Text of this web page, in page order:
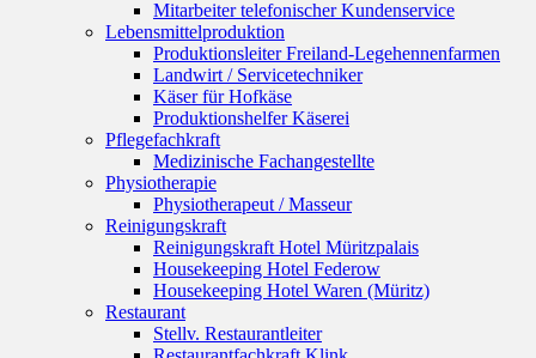
Mitarbeiter telefonischer Kundenservice
Lebensmittelproduktion
Produktionsleiter Freiland-Legehennenfarmen
Landwirt / Servicetechniker
Käser für Hofkäse
Produktionshelfer Käserei
Pflegefachkraft
Medizinische Fachangestellte
Physiotherapie
Physiotherapeut / Masseur
Reinigungskraft
Reinigungskraft Hotel Müritzpalais
Housekeeping Hotel Federow
Housekeeping Hotel Waren (Müritz)
Restaurant
Stellv. Restaurantleiter